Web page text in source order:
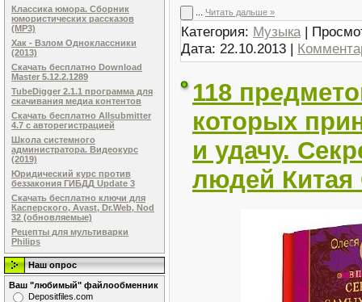
Классика юмора. Сборник
юмористических рассказов
(MP3)
Хак - Взлом Одноклассники
(2013)
Скачать бесплатно Download
Master 5.12.2.1289
TubeDigger 2.1.1 программа для
скачивания медиа контентов
Скачать бесплатно Allsubmitter
4.7 с авторегистрацией
Школа системного
администратора. Видеокурс
(2019)
Юридический курс против
беззакония ГИБДД Update 3
Скачать бесплатно ключи для
Касперского, Avast, Dr.Web, Nod
32 (обновляемые)
Рецепты для мультиварки
Philips
Наш опрос
Ваш "любимый" файлообменник
Dеpоsitfilеs.com
Читать дальше »
Категория: Музыка |
Дата: 22.10.2013 |
118
которых
и удачу.
людей Китая